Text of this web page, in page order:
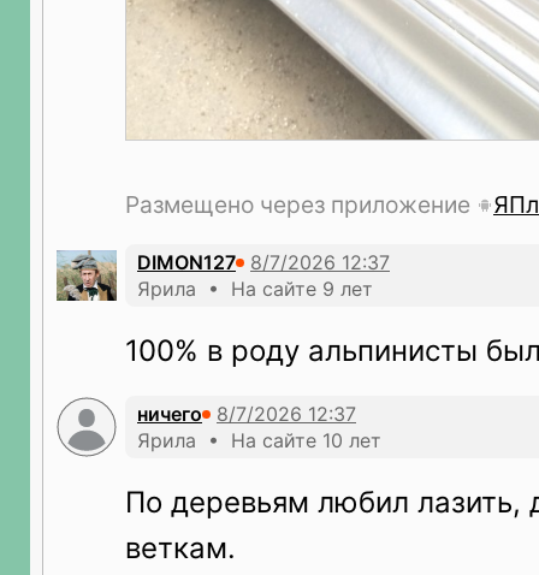
Размещено через приложение
DIMON127
Ярила • На сайте 9 лет
100% в роду альпинисты
ничего
Ярила • На сайте 10 лет
По деревьям любил лазить,
веткам.